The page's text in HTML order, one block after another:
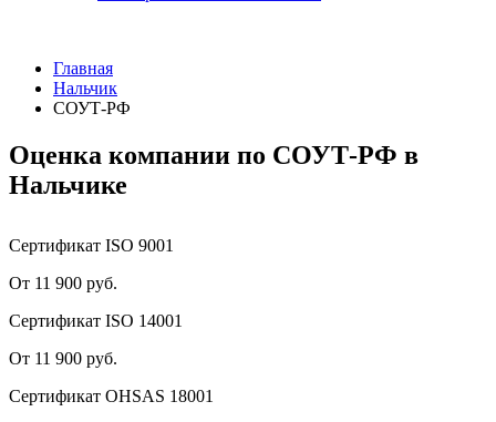
Главная
Нальчик
СОУТ-РФ
Оценка компании по СОУТ-РФ в
Нальчике
Сертификат ISO 9001
От 11 900 руб.
Сертификат ISO 14001
От 11 900 руб.
Сертификат OHSAS 18001